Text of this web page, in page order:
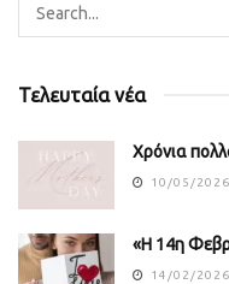
Τελευταία νέα
Χρόνια
10/05/2026
«Η 14η
14/02/2026